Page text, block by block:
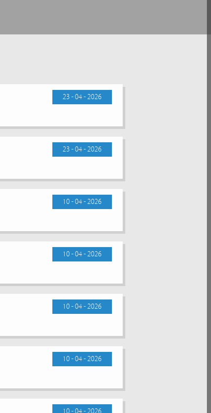
23 - 04 - 2026
23 - 04 - 2026
10 - 04 - 2026
10 - 04 - 2026
10 - 04 - 2026
10 - 04 - 2026
10 - 04 - 2026